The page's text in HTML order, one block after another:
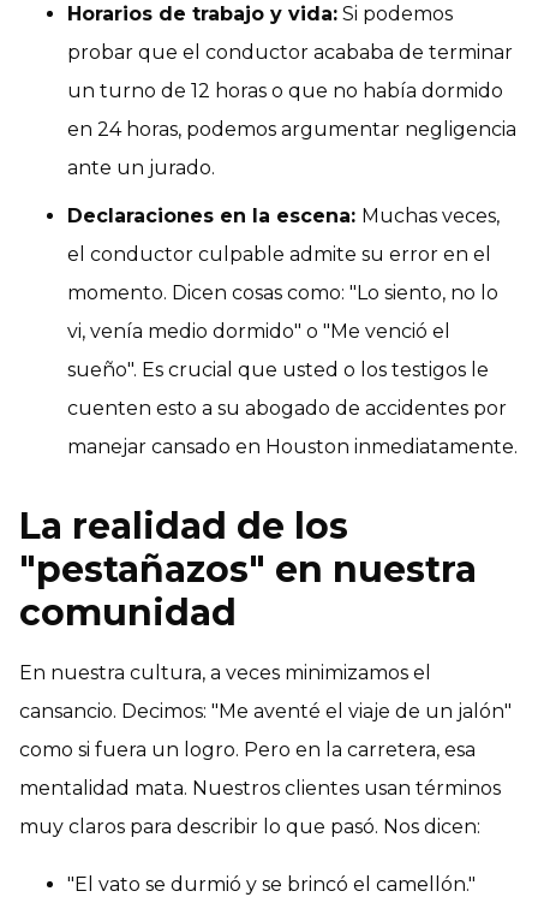
Horarios de trabajo y vida: Si podemos
probar que el conductor acababa de terminar
un turno de 12 horas o que no había dormido
en 24 horas, podemos argumentar negligencia
ante un jurado.
Declaraciones en la escena: Muchas veces,
el conductor culpable admite su error en el
momento. Dicen cosas como: "Lo siento, no lo
vi, venía medio dormido" o "Me venció el
sueño". Es crucial que usted o los testigos le
cuenten esto a su abogado de accidentes por
manejar cansado en Houston inmediatamente.
La realidad de los
"pestañazos" en nuestra
comunidad
En nuestra cultura, a veces minimizamos el
cansancio. Decimos: "Me aventé el viaje de un jalón"
como si fuera un logro. Pero en la carretera, esa
mentalidad mata. Nuestros clientes usan términos
muy claros para describir lo que pasó. Nos dicen:
"El vato se durmió y se brincó el camellón."